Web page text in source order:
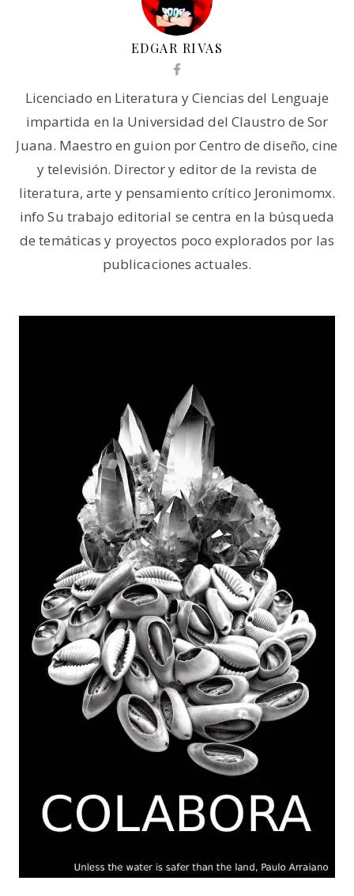
EDGAR RIVAS
Licenciado en Literatura y Ciencias del Lenguaje
impartida en la Universidad del Claustro de Sor
Juana. Maestro en guion por Centro de diseño, cine
y televisión. Director y editor de la revista de
literatura, arte y pensamiento crítico Jeronimomx.
info Su trabajo editorial se centra en la búsqueda
de temáticas y proyectos poco explorados por las
publicaciones actuales.